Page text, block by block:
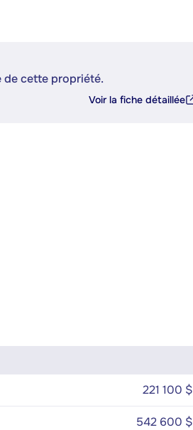
de cette propriété.
Voir la fiche détaillée
221 100 $
542 600 $